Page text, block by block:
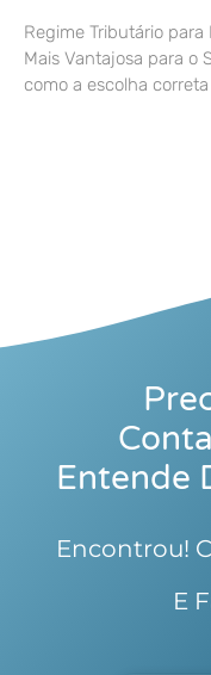
Regime Tributário
Mais Vantajosa para o
como a escolha
Entende
Encontrou!
E